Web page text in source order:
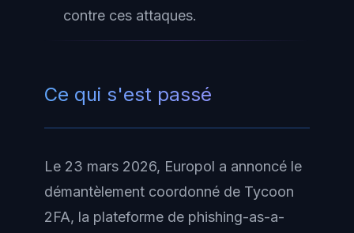
contre ces attaques.
Ce qui s'est passé
Le 23 mars 2026, Europol a annoncé le
démantèlement coordonné de Tycoon
2FA, la plateforme de phishing-as-a-